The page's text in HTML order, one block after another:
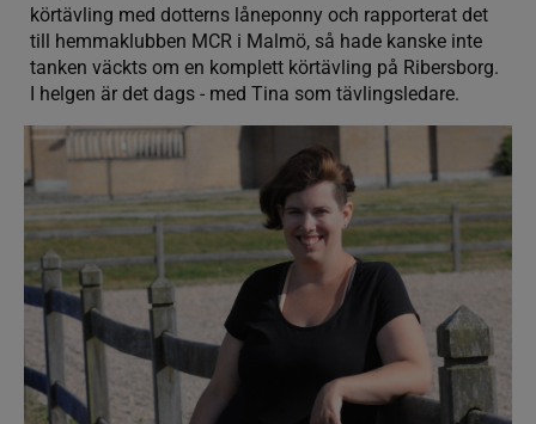
körtävling med dotterns låneponny och rapporterat det
till hemmaklubben MCR i Malmö, så hade kanske inte
tanken väckts om en komplett körtävling på Ribersborg.
I helgen är det dags - med Tina som tävlingsledare.